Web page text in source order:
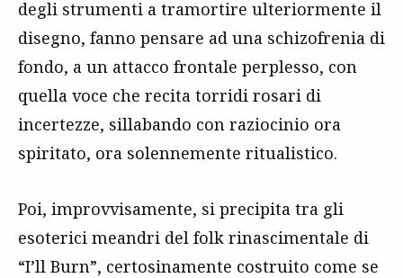
degli strumenti a tramortire ulteriormente il
disegno, fanno pensare ad una schizofrenia di
fondo, a un attacco frontale perplesso, con
quella voce che recita torridi rosari di
incertezze, sillabando con raziocinio ora
spiritato, ora solennemente ritualistico.
Poi, improvvisamente, si precipita tra gli
esoterici meandri del folk rinascimentale di
“I’ll Burn”, certosinamente costruito come se